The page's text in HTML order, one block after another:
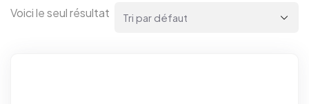
Voici le seul résultat